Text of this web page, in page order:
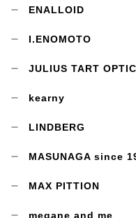
ENALLOID
I.ENOMOTO
JULIUS TART
kearny
LINDBERG
MASUNAGA since
MAX PITTION
megane and me